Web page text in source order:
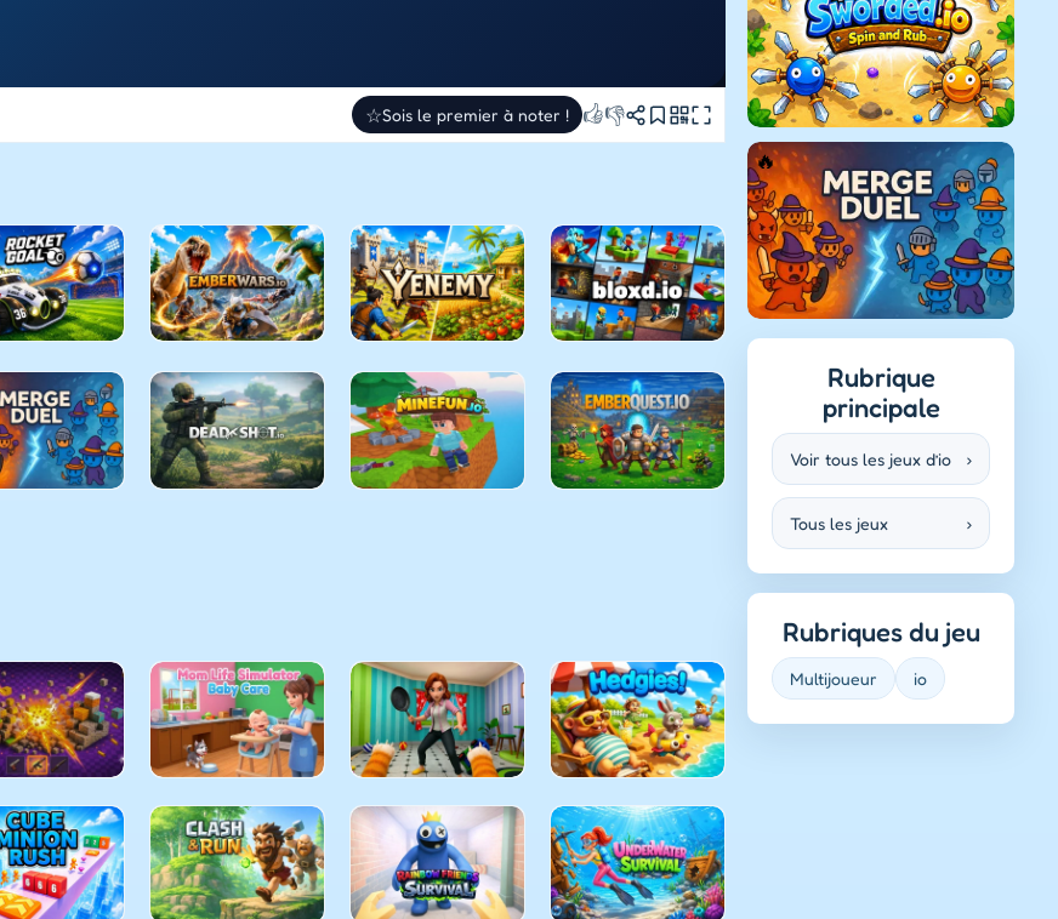
☆Sois le premier à noter ! 👍👎
Rubrique
principale
Voir tous les jeux d’io ›
Tous les jeux ›
Rubriques du jeu
Multijoueur io